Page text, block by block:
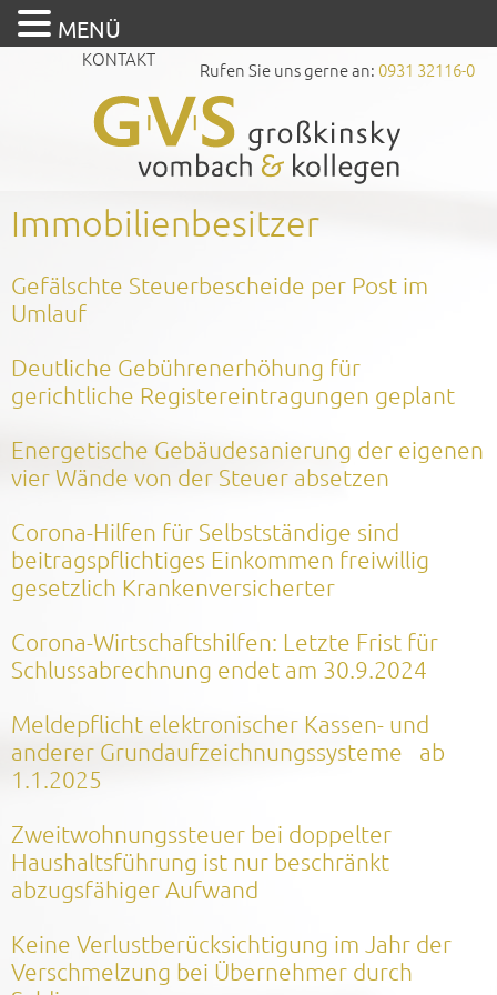
Rufen Sie uns gerne an: 0931 32116-0
KONTAKT
Immobilienbesitzer
Gefälschte Steuerbescheide per Post im
Umlauf
Deutliche Gebührenerhöhung für
gerichtliche Registereintragungen geplant
Energetische Gebäudesanierung der eigenen
vier Wände von der Steuer absetzen
Corona-Hilfen für Selbstständige sind
beitragspflichtiges Einkommen freiwillig
gesetzlich Krankenversicherter
Corona-Wirtschaftshilfen: Letzte Frist für
Schlussabrechnung endet am 30.9.2024
Meldepflicht elektronischer Kassen- und
anderer Grundaufzeichnungssysteme ab
1.1.2025
Zweitwohnungssteuer bei doppelter
Haushaltsführung ist nur beschränkt
abzugsfähiger Aufwand
Keine Verlustberücksichtigung im Jahr der
Verschmelzung bei Übernehmer durch
MENÜ